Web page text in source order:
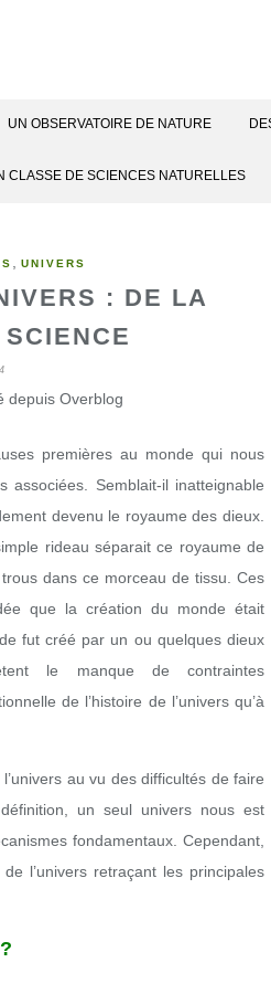
UN OBSERVATOIRE DE NATURE
CLASSE DE SCIENCES NATURELLES
UNIVERS
: DE LA
depuis Overblog
premières au monde qui nous
Semblait-il inatteignable
devenu le royaume des dieux.
rideau séparait ce royaume de
dans ce morceau de tissu. Ces
que la création du monde était
fut créé par un ou quelques dieux
le manque de contraintes
de l’histoire de l’univers qu’à
au vu des difficultés de faire
un seul univers nous est
fondamentaux. Cependant,
l’univers retraçant les principales